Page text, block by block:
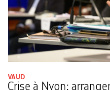
VAUD
Crise à Nyon: